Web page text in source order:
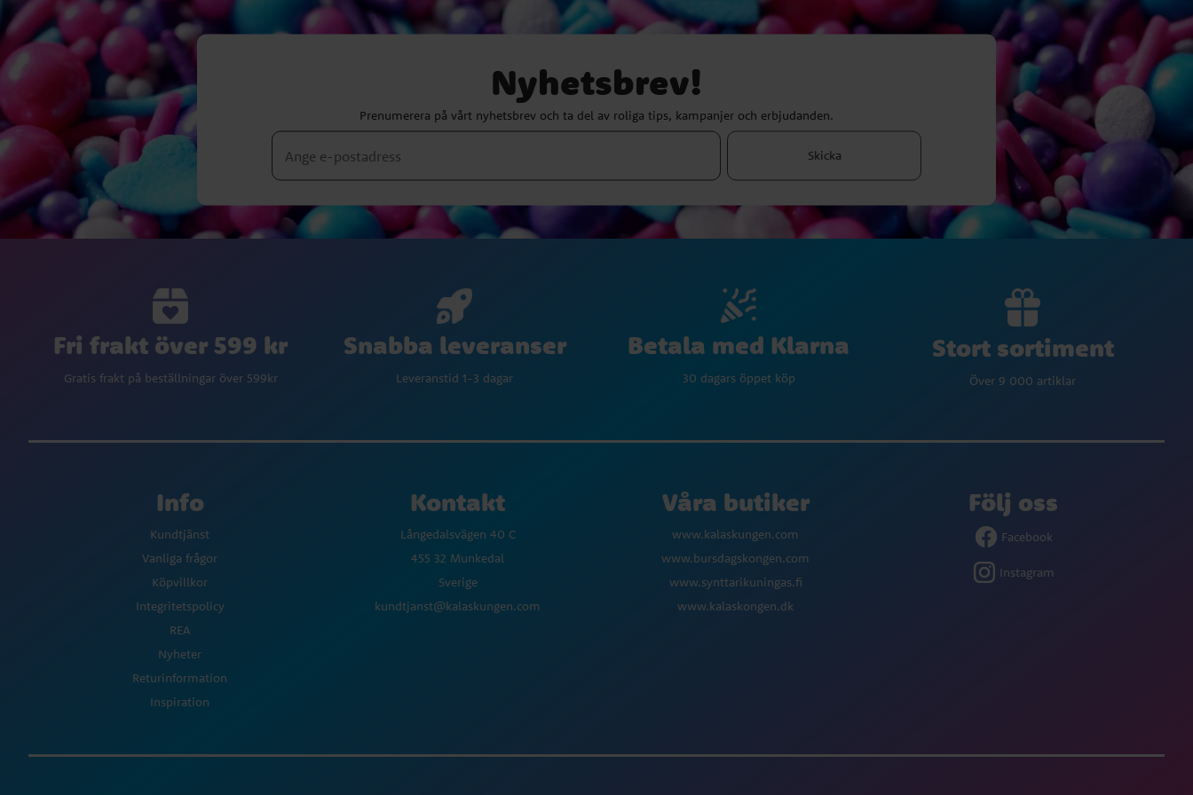
Nyhetsbrev!
Prenumerera på vårt nyhetsbrev och ta del av roliga tips, kampanjer och erbjudanden.
Skicka
Fri frakt över 599 kr
Gratis frakt på beställningar över 599kr
Snabba leveranser
Leveranstid 1-3 dagar
Betala med Klarna
30 dagars öppet köp
Stort sortiment
Över 9 000 artiklar
Info
Kundtjänst
Vanliga frågor
Köpvillkor
Integritetspolicy
REA
Nyheter
Returinformation
Inspiration
Kontakt
Långedalsvägen 40 C
455 32 Munkedal
Sverige
kundtjanst@kalaskungen.com
Våra butiker
www.kalaskungen.com
www.bursdagskongen.com
www.synttarikuningas.fi
www.kalaskongen.dk
Följ oss
Facebook
Instagram